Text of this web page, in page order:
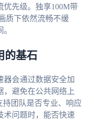
优先级。独享100M带
质下依然流畅不缓
的基石
器会通过数据安全加
，避免在公共网络上
持团队是否专业、响应
术问题时，能否快速